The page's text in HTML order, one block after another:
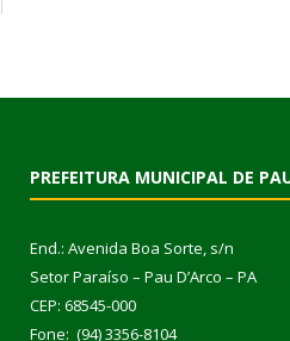
PREFEITURA MUNICIPAL DE
End.: Avenida Boa Sorte, s/n
Setor Paraíso – Pau D’Arco – PA
CEP: 68545-000
Fone: (94) 3356-8104